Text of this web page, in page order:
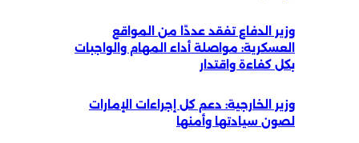
وزير الدفاع تفقد عددًا من المواقع
العسكرية: مواصلة أداء المهام والواجبات
بكل كفاءة واقتدار
وزير الخارجية: دعم كل إجراءات الإمارات
لصون سيادتها وأمنها